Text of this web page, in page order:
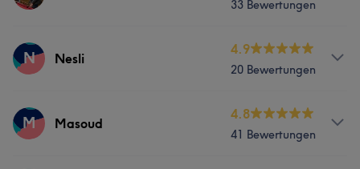
Portfolio
33 Bewertungen
Services
Portfolio
N Nesli
4.9
20 Bewertungen
Services
M Masoud
4.8
41 Bewertungen